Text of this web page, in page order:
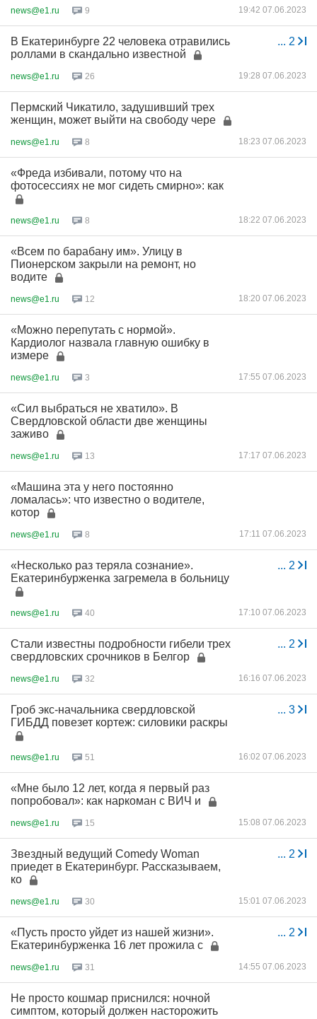
news@e1.ru 9 19:42 07.06.2023
... 2
В Екатеринбурге 22 человека отравились
роллами в скандально известной
news@e1.ru 26 19:28 07.06.2023
Пермский Чикатило, задушивший трех
женщин, может выйти на свободу чере
news@e1.ru 8 18:23 07.06.2023
«Фреда избивали, потому что на
фотосессиях не мог сидеть смирно»: как
news@e1.ru 8 18:22 07.06.2023
«Всем по барабану им». Улицу в
Пионерском закрыли на ремонт, но
водите
news@e1.ru 12 18:20 07.06.2023
«Можно перепутать с нормой».
Кардиолог назвала главную ошибку в
измере
news@e1.ru 3 17:55 07.06.2023
«Сил выбраться не хватило». В
Свердловской области две женщины
заживо
news@e1.ru 13 17:17 07.06.2023
«Машина эта у него постоянно
ломалась»: что известно о водителе,
котор
news@e1.ru 8 17:11 07.06.2023
... 2
«Несколько раз теряла сознание».
Екатеринбурженка загремела в больницу
news@e1.ru 40 17:10 07.06.2023
... 2
Стали известны подробности гибели трех
свердловских срочников в Белгор
news@e1.ru 32 16:16 07.06.2023
... 3
Гроб экс-начальника свердловской
ГИБДД повезет кортеж: силовики раскры
news@e1.ru 51 16:02 07.06.2023
«Мне было 12 лет, когда я первый раз
попробовал»: как наркоман с ВИЧ и
news@e1.ru 15 15:08 07.06.2023
... 2
Звездный ведущий Comedy Woman
приедет в Екатеринбург. Рассказываем,
ко
news@e1.ru 30 15:01 07.06.2023
... 2
«Пусть просто уйдет из нашей жизни».
Екатеринбурженка 16 лет прожила с
news@e1.ru 31 14:55 07.06.2023
Не просто кошмар приснился: ночной
симптом, который должен насторожить